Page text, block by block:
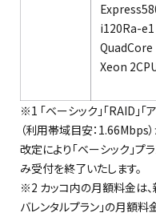
i120Ra-e1
QuadCore
Xeon
※1 「ベーシック」「RAID」
（利用帯域目安：1.66Mbps
改定により「ベーシック」
み受付を終了いたします。
※2 カッコ内の月額料金は
バレンタルプラン」の月額料